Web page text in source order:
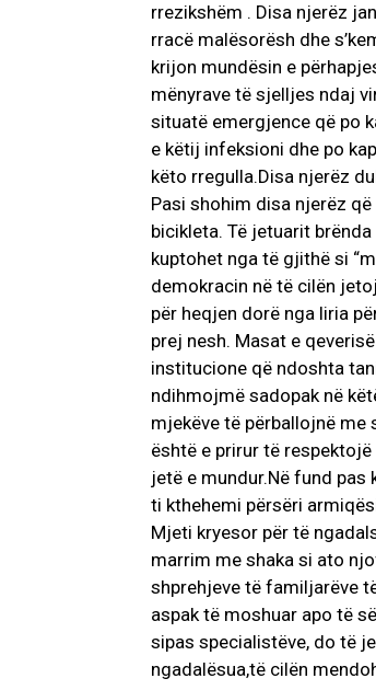
rrezikshëm . Disa njerëz
rracë malësorësh dhe
krijon mundësin e
mënyrave të sjelljes ndaj
situatë emergjence që po
e këtij infeksioni dhe po
këto rregulla.Disa njerëz
Pasi shohim disa njerëz
bicikleta. Të jetuarit
kuptohet nga të gjithë si
demokracin në të cilën
për heqjen dorë nga liria
prej nesh. Masat e
institucione që ndoshta
ndihmojmë sadopak në
mjekëve të përballojnë me
është e prirur të
jetë e mundur.Në fund
ti kthehemi përsëri
Mjeti kryesor për të
marrim me shaka si ato
shprehjeve të familjarëve
aspak të moshuar apo të
sipas specialistëve, do të
ngadalësua,të cilën